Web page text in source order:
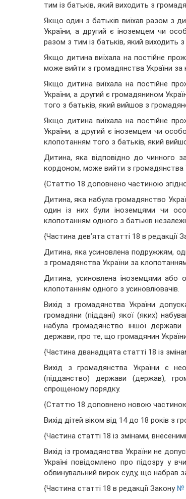
тим із батьків, який виходить з
Якщо один з батьків виїхав разом з
України, а другий є іноземцем чи
разом з тим із батьків, який виходить
Якщо дитина виїхала на постійне
може вийти з громадянства України за
Якщо дитина виїхала на постійне
України, а другий є громадянином
того з батьків, який вийшов з
Якщо дитина виїхала на постійне
України, а другий є іноземцем чи
клопотанням того з батьків, який
Дитина, яка відповідно до чинного
кордоном, може вийти з громадянства
{Статтю 18 доповнено частиною
Дитина, яка набула громадянство
один із них були іноземцями чи
клопотанням одного з батьків
{Частина дев’ята статті 18 в редакції
Дитина, яка усиновлена подружжям,
з громадянства України за
Дитина, усиновлена іноземцями або
клопотанням одного з усиновлювачів.
Вихід з громадянства України
громадяни (піддані) якої (яких)
набула громадянство іншої
держави, про те, що громадянин
{Частина дванадцята статті 18 із
Вихід з громадянства України є
(підданство) держави (держав),
спрощеному порядку.
{Статтю 18 доповнено новою частиною
Вихід дітей віком від 14 до 18 років з
{Частина статті 18 із змінами,
Вихід із громадянства України не
Україні повідомлено про підозру у
обвинувальний вирок суду, що набрав
{Частина статті 18 в редакції Закону №